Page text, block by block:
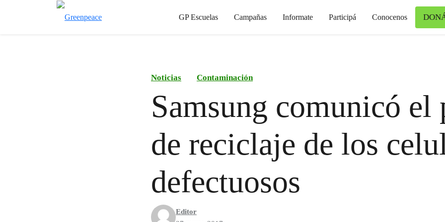
GP Escuelas Campañas Informate Participá Conocenos
Noticias Contaminación
Samsung comunicó el
de reciclaje de los
defectuosos
Editor